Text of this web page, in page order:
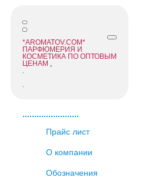
*AROMATOV.COM*
ПАРФЮМЕРИЯ И
КОСМЕТИКА ПО ОПТОВЫМ
ЦЕНАМ ,
.
.
........................
Прайс лист
О компании
Обозначения